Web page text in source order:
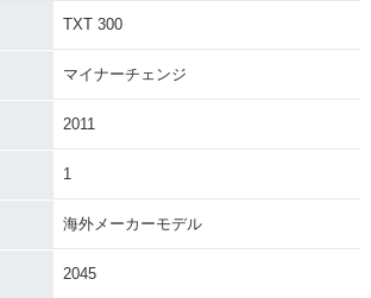
TXT 300
マイナーチェンジ
2011
1
海外メーカーモデル
2045